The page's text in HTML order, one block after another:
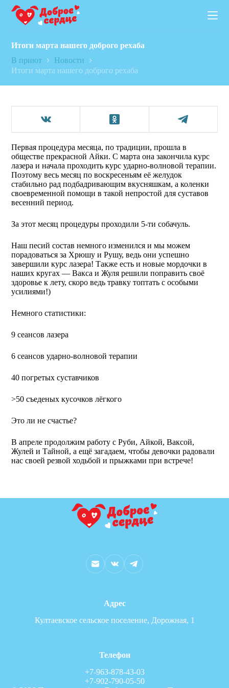
П
й
т
и
к
Итоги марта нашего доброго рехаба
В приют
Новости
Итоги марта нашего доброго рехаба
Первая процедура месяца, по традиции, прошла в
обществе прекрасной Айки. С марта она закончила курс
лазера и начала проходить курс ударно-волновой терапии.
Поэтому весь месяц по воскресеньям её желудок
стабильно рад подбадривающим вкусняшкам, а коленки
своевременной помощи в такой непростой для суставов
весенний период.
За этот месяц процедуры проходили 5-ти собачуль.
Наш песий состав немного изменился и мы можем
порадоваться за Хрюшу и Рушу, ведь они успешно
завершили курс лазера! Также есть и новые мордочки в
наших кругах — Вакса и Жуля решили поправить своё
здоровье к лету, скоро ведь травку топтать с особыми
усилиями!)
Немного статистики:
9 сеансов лазера
6 сеансов ударно-волновой терапии
40 погретых суставчиков
>50 съеденых кусочков лëгкого
Это ли не счастье?
В апреле продолжим работу с Руби, Айкой, Ваксой,
Жулей и Тайной, а ещё загадаем, чтобы девочки радовали
нас своей резвой ходьбой и прыжками при встрече!
Адрес
Култаевское сельское поселение, Дорожная, 1
Телефон
+7-963-878-43-03
+7-902-790-05-50